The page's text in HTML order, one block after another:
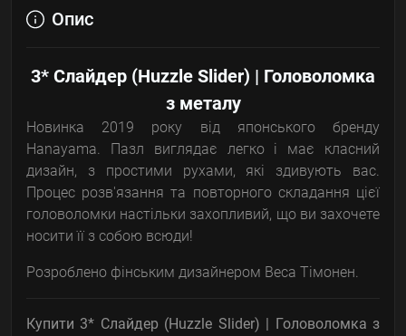
Опис
3* Слайдер (Huzzle Slider) | Головоломка
з металу
Новинка 2019 року від японського бренду
Hanayama. Пазл виглядає легко і має класний
дизайн, з простими рухами, які здивують вас.
Процес розв'язання та повторного складання цієї
головоломки настільки захопливий, що ви захочете
носити її з собою всюди!
Розроблено фінським дизайнером Веса Тімонен.
Купити 3* Слайдер (Huzzle Slider) | Головоломка з